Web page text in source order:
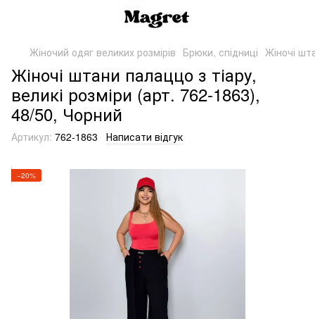
Жіночий одяг великих розмірів Брюки, спідниці Жіночі
Жіночі штани палаццо з тіару,
великі розміри (арт. 762-1863),
48/50, Чорний
Артикул: 762-1863 Написати відгук
−20%